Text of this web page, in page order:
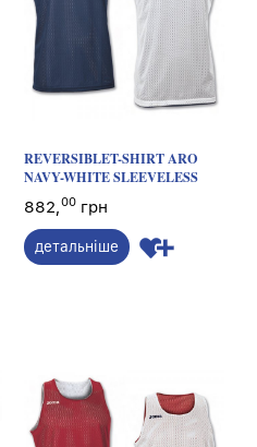
REVERSIBLET-SHIRT ARO
NAVY-WHITE SLEEVELESS
882,00 грн
детальніше